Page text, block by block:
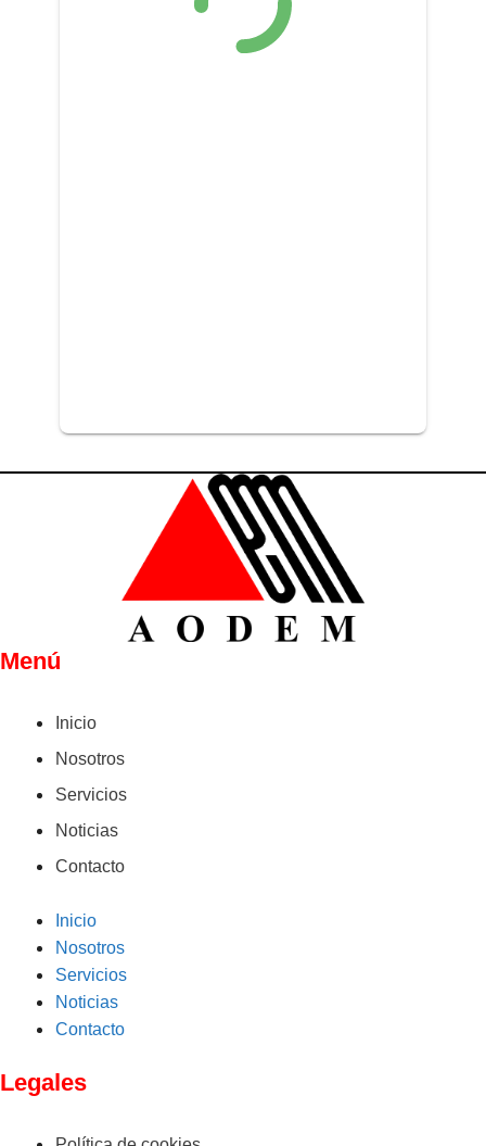
Menú
Inicio
Nosotros
Servicios
Noticias
Contacto
Inicio
Nosotros
Servicios
Noticias
Contacto
Legales